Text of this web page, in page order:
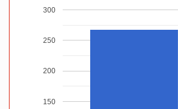
150
200
250
300